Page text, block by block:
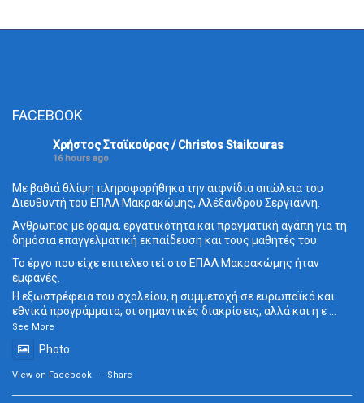
FACEBOOK
Χρήστος Σταϊκούρας / Christos Staikouras
16 hours ago
Με βαθιά θλίψη πληροφορήθηκα την αιφνίδια απώλεια του
Διευθυντή του ΕΠΑΛ Μακρακώμης, Αλέξανδρου Σεργιάννη.
Άνθρωπος με όραμα, εργατικότητα και πραγματική αγάπη για τη
δημόσια επαγγελματική εκπαίδευση και τους μαθητές του.
Το έργο που είχε επιτελεστεί στο ΕΠΑΛ Μακρακώμης ήταν
εμφανές.
Η εξωστρέφεια του σχολείου, η συμμετοχή σε ευρωπαϊκά και
εθνικά προγράμματα, οι σημαντικές διακρίσεις, αλλά και η ε...
See More
Photo
View on Facebook · Share